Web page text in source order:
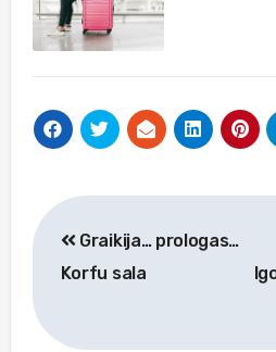
Navigacija
tarp
įrašų
Graikija… prologas…
Korfu sala